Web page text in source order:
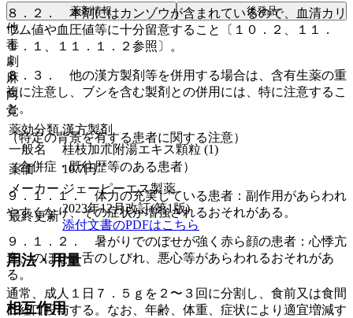
８．２． 本剤にはカンゾウが含まれているので、血清カリ
ウム値や血圧値等に十分留意すること〔１０．２、１１．
１．１、１１．１．２参照〕。
８．３． 他の漢方製剤等を併用する場合は、含有生薬の重
複に注意し、ブシを含む製剤との併用には、特に注意するこ
と。
（特定の背景を有する患者に関する注意）
（合併症・既往歴等のある患者）
９．１．１． 体力の充実している患者：副作用があらわれ
やすくなり、その症状が増強されるおそれがある。
９．１．２． 暑がりでのぼせが強く赤ら顔の患者：心悸亢
進、のぼせ、舌のしびれ、悪心等があらわれるおそれがあ
る。
相互作用
薬剤情報 後発品
他
毒
劇
麻
向
覚
薬効分類 漢方製剤
一般名
桂枝加朮附湯エキス顆粒 (1)
薬価
10.7円
メーカー ジェーピーエス製薬
最終更新
2023年12月改訂(第1版)
添付文書のPDFはこちら
用法・用量
通常、成人１日７．５ｇを２〜３回に分割し、食前又は食間
に経口投与する。なお、年齢、体重、症状により適宜増減す